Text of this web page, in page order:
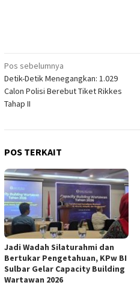
Navigasi
pos
Pos sebelumnya
Detik-Detik Menegangkan: 1.029
Calon Polisi Berebut Tiket Rikkes
Tahap II
POS TERKAIT
Jadi Wadah Silaturahmi dan
Bertukar Pengetahuan, KPw BI
Sulbar Gelar Capacity Building
Wartawan 2026